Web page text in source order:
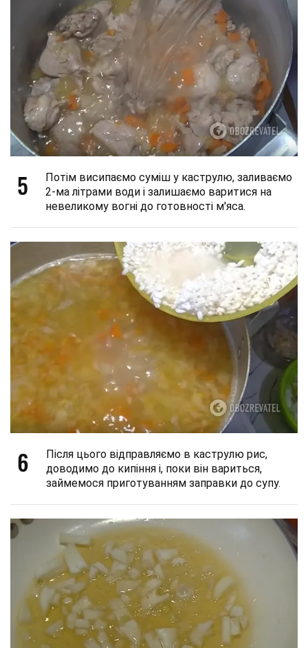
5
Потім висипаємо суміш у каструлю, заливаємо
2-ма літрами води і залишаємо варитися на
невеликому вогні до готовності м'яса.
6
Після цього відправляємо в каструлю рис,
доводимо до кипіння і, поки він вариться,
займемося приготуванням заправки до супу.